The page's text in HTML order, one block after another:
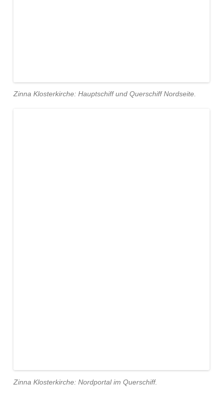
Zinna Klosterkirche: Hauptschiff und Querschiff Nordseite.
Zinna Klosterkirche: Nordportal im Querschiff.